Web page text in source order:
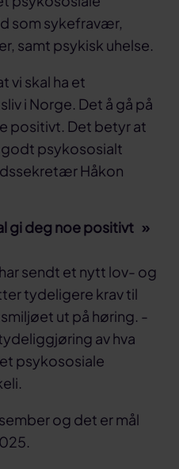
som sykefravær,
samt psykisk uhelse.
vi skal ha et
i Norge. Det å gå på
positivt. Det betyr at
psykososialt
Håkon
gi deg noe positivt
sendt et nytt lov- og
tydeligere krav til
ut på høring. -
av hva
psykososiale
og det er mål